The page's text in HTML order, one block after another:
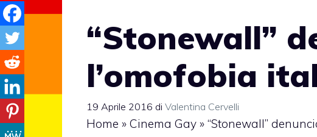
“Stonewall”
l’omofobia
19 Aprile 2016 di Valentina Cervelli
Home » Cinema Gay » “Stonewall”